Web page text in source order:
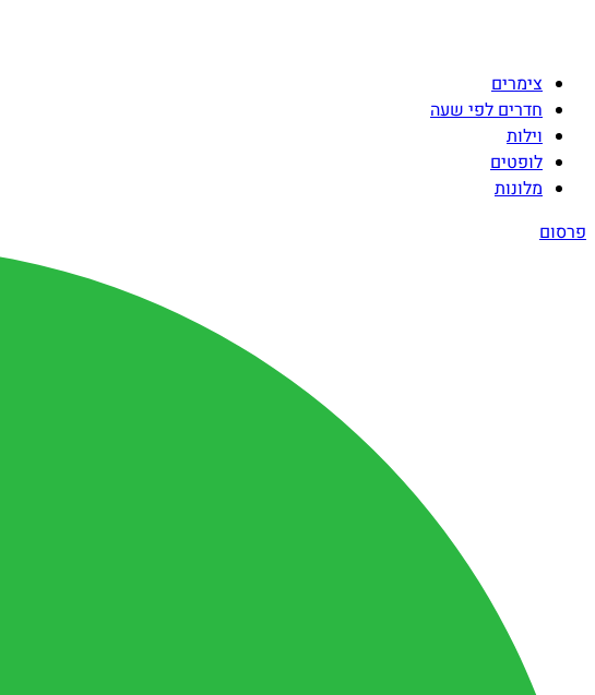
צימרים
חדרים לפי שעה
וילות
לופטים
מלונות
פרסום